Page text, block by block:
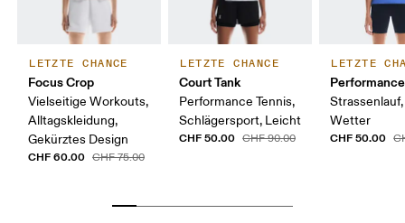
LETZTE CHANCE
Focus Crop
Vielseitige Workouts,
Alltagskleidung,
Gekürztes Design
CHF 60.00 CHF 75.00
LETZTE CHANCE
Court Tank
Performance Tennis,
Schlägersport, Leicht
CHF 50.00 CHF 90.00
LETZTE
Wetter
CHF 50.00